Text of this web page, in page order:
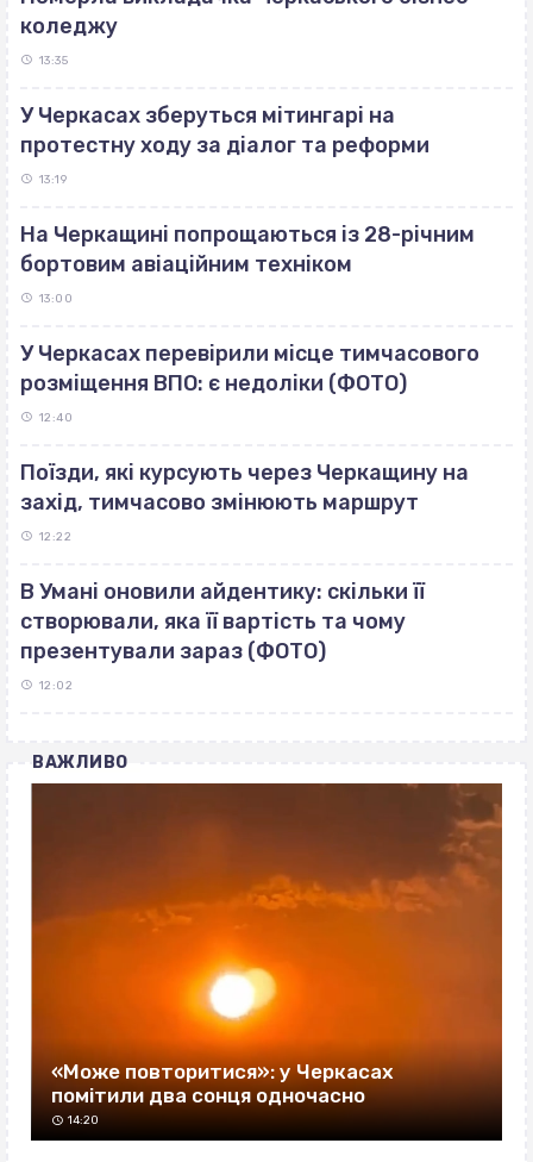
коледжу
13:35
У Черкасах зберуться мітингарі на
протестну ходу за діалог та реформи
13:19
На Черкащині попрощаються із 28-річним
бортовим авіаційним техніком
13:00
У Черкасах перевірили місце тимчасового
розміщення ВПО: є недоліки (ФОТО)
12:40
Поїзди, які курсують через Черкащину на
захід, тимчасово змінюють маршрут
12:22
В Умані оновили айдентику: скільки її
створювали, яка її вартість та чому
презентували зараз (ФОТО)
12:02
ВАЖЛИВО
«Може повторитися»: у Черкасах
помітили два сонця одночасно
14:20